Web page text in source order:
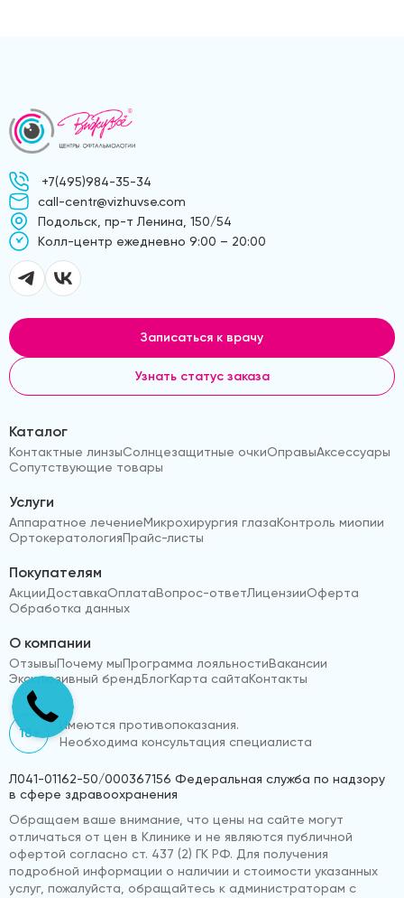
+7(495)984-35-34
call-centr@vizhuvse.com
Подольск, пр-т Ленина, 150/54
Kолл-центр ежедневно 9:00 – 20:00
Записаться к врачу
Узнать статус заказа
Каталог
Контактные линзыСолнцезащитные очкиОправыАксессуары
Сопутствующие товары
Услуги
Аппаратное лечениеМикрохирургия глазаКонтроль миопии
ОртокератологияПрайс-листы
Покупателям
АкцииДоставкаОплатаВопрос-ответЛицензииОферта
Обработка данных
О компании
ОтзывыПочему мыПрограмма лояльностиВакансии
Эксклюзивный брендБлогКарта сайтаКонтакты
18+
Имеются противопоказания.
Необходима консультация специалиста
Л041-01162-50/000367156 Федеральная служба по надзору
в сфере здравоохранения
Обращаем ваше внимание, что цены на сайте могут
отличаться от цен в Клинике и не являются публичной
офертой согласно ст. 437 (2) ГК РФ. Для получения
подробной информации о наличии и стоимости указанных
услуг, пожалуйста, обращайтесь к администраторам с